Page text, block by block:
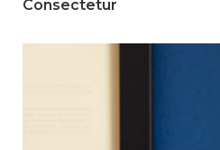
Consectetur